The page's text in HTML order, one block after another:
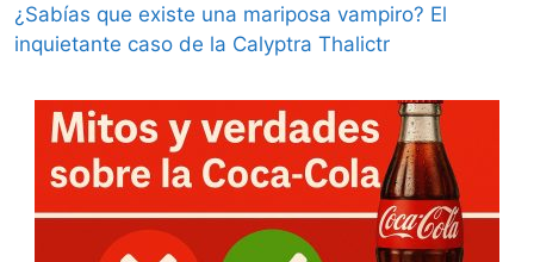
¿Sabías que existe una mariposa vampiro? El
inquietante caso de la Calyptra Thalictr